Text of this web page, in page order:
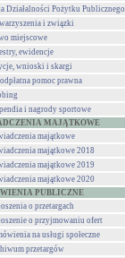
Działalności Pożytku Publicznego
i związki
miejscowe
ewidencje
wnioski i skargi
pomoc prawna
i nagrody sportowe
MAJĄTKOWE
majątkowe
majątkowe 2018
majątkowe 2019
majątkowe 2020
PUBLICZNE
o przetargach
o przyjmowaniu ofert
na usługi społeczne
przetargów